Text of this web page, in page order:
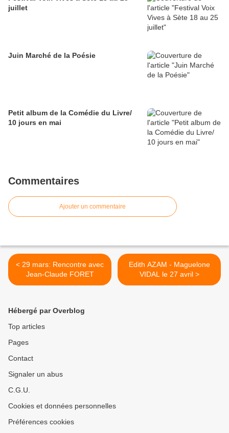
juillet
Juin Marché de la Poésie
Petit album de la Comédie du Livre/
10 jours en mai
Commentaires
Ajouter un commentaire
< 29 mars: Rencontre avec
Jean-Claude FORET
Edith AZAM - Maguelone
VIDAL le 27 avril >
Hébergé par Overblog
Top articles
Pages
Contact
Signaler un abus
C.G.U.
Cookies et données personnelles
Préférences cookies